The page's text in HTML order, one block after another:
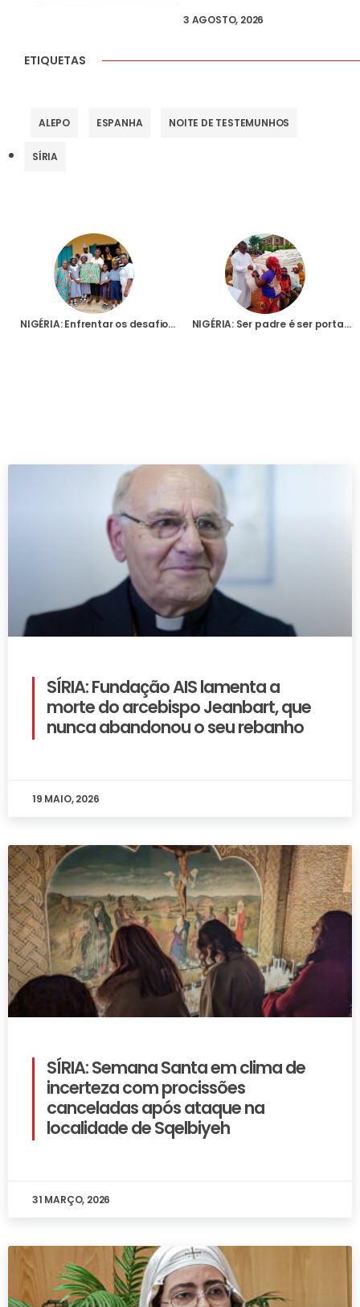
3 AGOSTO, 2026
ETIQUETAS
ALEPO ESPANHA NOITE DE TESTEMUNHOS
SÍRIA
NIGÉRIA: Enfrentar os desafios que ameaçam a segurança das religiosas NIGÉRIA: Ser padre é ser portador do Evangelho de Cristo
SÍRIA: Fundação AIS lamenta a
morte do arcebispo Jeanbart, que
nunca abandonou o seu rebanho
19 MAIO, 2026
SÍRIA: Semana Santa em clima de
incerteza com procissões
canceladas após ataque na
localidade de Sqelbiyeh
31 MARÇO, 2026